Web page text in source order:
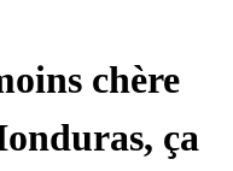
chère
ça